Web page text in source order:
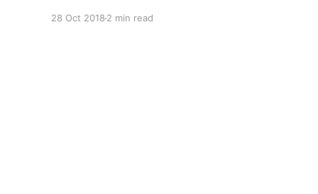
28 Oct 2018 2 min read